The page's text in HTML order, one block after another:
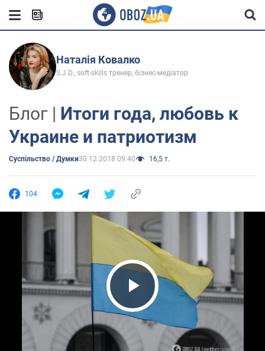
Наталія Ковалко
S.J.D., soft-skills тренер, бізнес-медіатор
Блог | Итоги года, любовь к
Украине и патриотизм
Суспільство / Думки30.12.2018 09:40 16,5 т.
104
Play Video